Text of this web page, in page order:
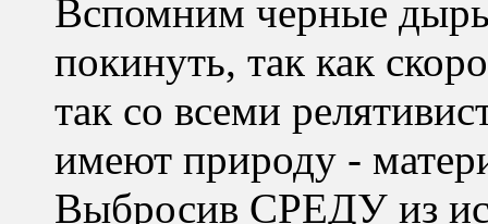
Вспомним черные
покинуть, так как
так со всеми
имеют природу -
Выбросив СРЕДУ из